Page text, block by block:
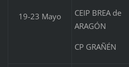
19-23 Mayo
CEIP BREA de
ARAGÓN
CP GRAÑÉN